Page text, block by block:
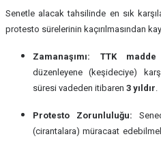
Senetle alacak tahsilinde en sık
protesto sürelerinin kaçırılmasından
Zamanaşımı: TTK madde
düzenleyene (keşideciye)
süresi vadeden itibaren 3 yıldır.
Protesto Zorunluluğu:
(cirantalara) müracaat